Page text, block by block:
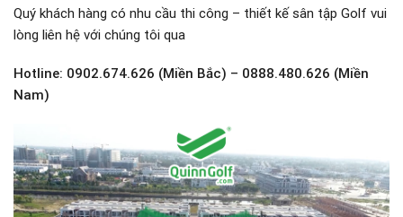
Quý khách hàng có nhu cầu thi công – thiết kế sân tập Golf vui
lòng liên hệ với chúng tôi qua
Hotline: 0902.674.626 (Miền Bắc) – 0888.480.626 (Miền
Nam)